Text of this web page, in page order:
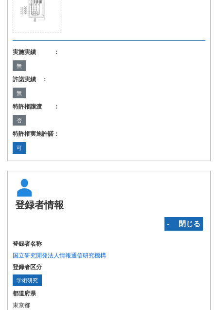
実施実績 ：
無
許諾実績 ：
無
特許権譲渡 ：
否
特許権実施許諾：
可
登録者情報
‐ 閉じる
登録者名称
国立研究開発法人情報通信研究機構
登録者区分
学術研究
都道府県
東京都